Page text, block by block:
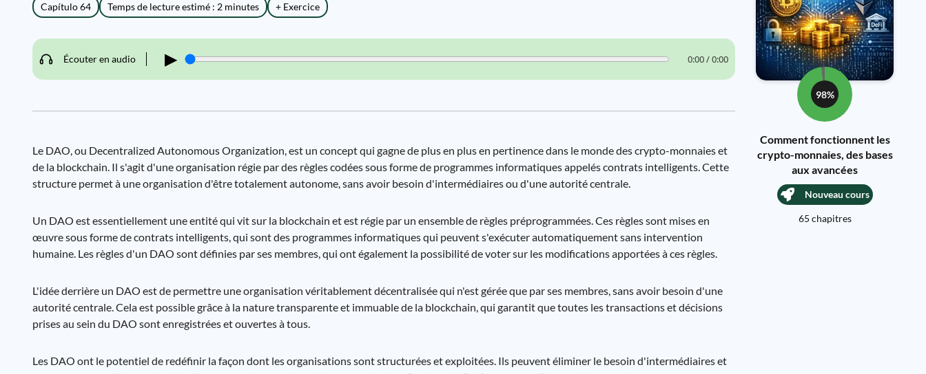
Capítulo 64 Temps de lecture estimé : 2 minutes + Exercice
Écouter en audio ▶ 0:00 / 0:00
Le DAO, ou Decentralized Autonomous Organization, est un concept qui gagne de plus en plus en pertinence dans le monde des crypto-monnaies et
de la blockchain. Il s'agit d'une organisation régie par des règles codées sous forme de programmes informatiques appelés contrats intelligents. Cette
structure permet à une organisation d'être totalement autonome, sans avoir besoin d'intermédiaires ou d'une autorité centrale.
Un DAO est essentiellement une entité qui vit sur la blockchain et est régie par un ensemble de règles préprogrammées. Ces règles sont mises en
œuvre sous forme de contrats intelligents, qui sont des programmes informatiques qui peuvent s'exécuter automatiquement sans intervention
humaine. Les règles d'un DAO sont définies par ses membres, qui ont également la possibilité de voter sur les modifications apportées à ces règles.
L'idée derrière un DAO est de permettre une organisation véritablement décentralisée qui n'est gérée que par ses membres, sans avoir besoin d'une
autorité centrale. Cela est possible grâce à la nature transparente et immuable de la blockchain, qui garantit que toutes les transactions et décisions
prises au sein du DAO sont enregistrées et ouvertes à tous.
Les DAO ont le potentiel de redéfinir la façon dont les organisations sont structurées et exploitées. Ils peuvent éliminer le besoin d'intermédiaires et
98%
Comment fonctionnent les
crypto-monnaies, des bases
aux avancées
Nouveau cours
65 chapitres